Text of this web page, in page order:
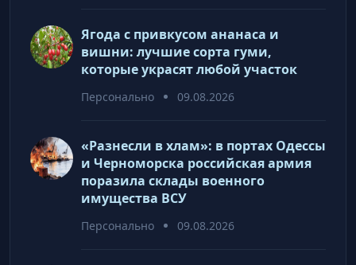
Ягода с привкусом ананаса и
вишни: лучшие сорта гуми,
которые украсят любой участок
Персонально 09.08.2026
«Разнесли в хлам»: в портах Одессы
и Черноморска российская армия
поразила склады военного
имущества ВСУ
Персонально 09.08.2026